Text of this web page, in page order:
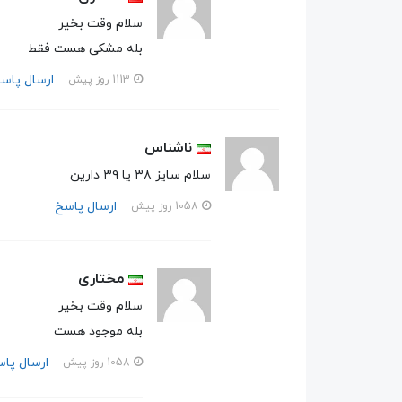
سلام وقت بخیر
بله مشکی هست فقط
ارسال
ناشناس
سلام سایز ۳۸ یا ۳۹ دارین
ارسال پاسخ
مختاری
سلام وقت بخیر
بله موجود هست
ارسال